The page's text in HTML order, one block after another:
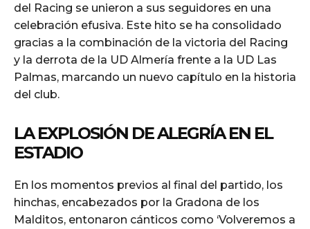
del Racing se unieron a sus seguidores en una
celebración efusiva. Este hito se ha consolidado
gracias a la combinación de la victoria del Racing
y la derrota de la UD Almería frente a la UD Las
Palmas, marcando un nuevo capítulo en la historia
del club.
LA EXPLOSIÓN DE ALEGRÍA EN EL
ESTADIO
En los momentos previos al final del partido, los
hinchas, encabezados por la Gradona de los
Malditos, entonaron cánticos como ‘Volveremos a